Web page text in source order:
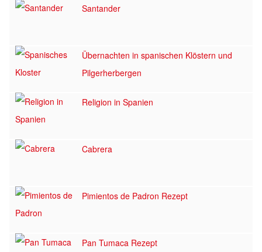
Santander
Übernachten in spanischen Klöstern und
Pilgerherbergen
Religion in Spanien
Cabrera
Pimientos de Padron Rezept
Pan Tumaca Rezept